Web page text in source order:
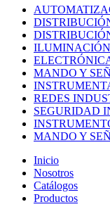
ILUMINACIÓN
MANDO Y
REDES
SEGURIDAD
MANDO Y
Inicio
Nosotros
Catálogos
Productos